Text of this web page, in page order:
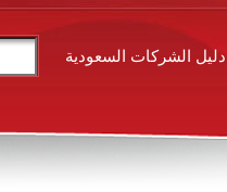
دليل الشركات السعودية